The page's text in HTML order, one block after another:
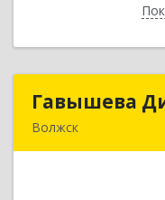
Гавышева
Волжск